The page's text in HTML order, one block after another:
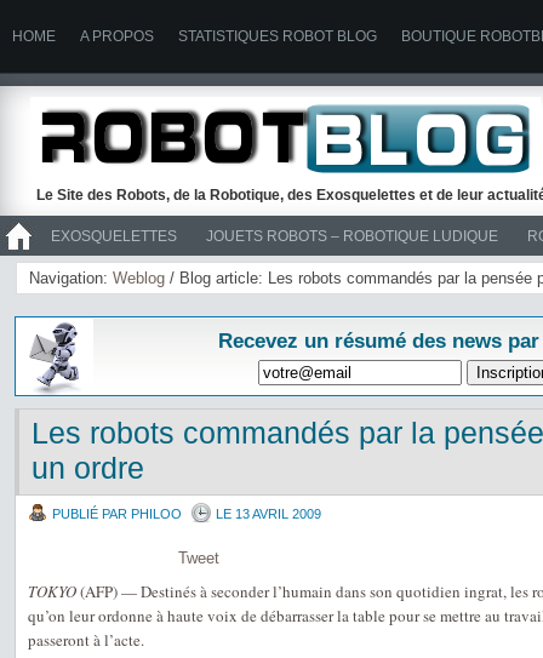
HOME A PROPOS STATISTIQUES ROBOT BLOG BOUTIQUE
Le Site des Robots, de la Robotique, des Exosquelettes et de leur
EXOSQUELETTES JOUETS ROBOTS – ROBOTIQUE LUDIQUE
>> ROBOTS
Navigation: Weblog / Blog article: Les robots commandés par la pensée
Recevez un résumé des news
Les robots commandés par la
un ordre
PUBLIÉ PAR PHILOO LE 13 AVRIL 2009
Tweet
TOKYO(AFP) — Destinés à seconder l’humain dans son quotidien ingrat, les
qu’on leur ordonne à haute voix de débarrasser la table pour se mettre au
passeront à l’acte.